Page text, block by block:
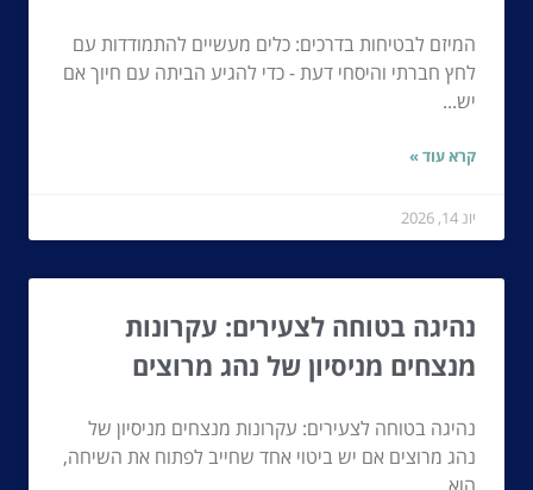
המיזם לבטיחות בדרכים: כלים מעשיים להתמודדות עם
לחץ חברתי והיסחי דעת - כדי להגיע הביתה עם חיוך אם
יש...
קרא עוד »
יונ 14, 2026
נהיגה בטוחה לצעירים: עקרונות
מנצחים מניסיון של נהג מרוצים
נהיגה בטוחה לצעירים: עקרונות מנצחים מניסיון של
נהג מרוצים אם יש ביטוי אחד שחייב לפתוח את השיחה,